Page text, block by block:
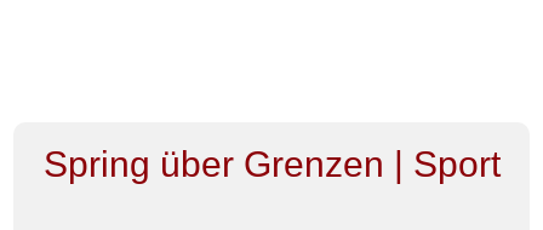
Spring über Grenzen | Sport